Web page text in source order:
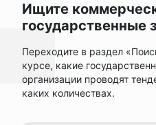
Ищите
государственные
Переходите в раздел
курсе, какие
организации проводят
каких количествах.